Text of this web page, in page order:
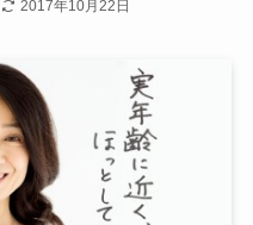
2017年10月22日